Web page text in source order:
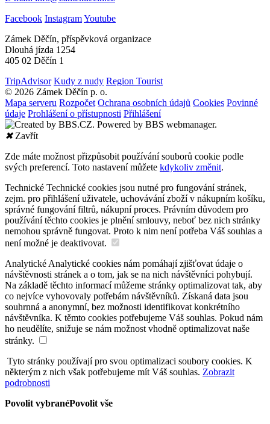
Facebook InstagramYoutube
Zámek Děčín, příspěvková organizace
Dlouhá jízda 1254
405 02 Děčín 1
TripAdvisor Kudy z nudy Region Tourist
© 2026 Zámek Děčín p. o.
Mapa serveru Rozpočet Ochrana osobních údajů Cookies Povinné
údaje Prohlášení o přístupnosti Přihlášení
✖Zavřít
Zde máte možnost přizpůsobit používání souborů cookie podle
svých preferencí. Toto nastavení můžete kdykoliv změnit.
Technické Technické cookies jsou nutné pro fungování stránek,
zejm. pro přihlášení uživatele, uchovávání zboží v nákupním košíku,
správné fungování filtrů, nákupní proces. Právním důvodem pro
používání těchto cookies je plnění smlouvy, neboť bez nich stránky
nemohou správně fungovat. Proto k nim není potřeba Váš souhlas a
není možné je deaktivovat.
Analytické Analytické cookies nám pomáhají zjišťovat údaje o
návštěvnosti stránek a o tom, jak se na nich návštěvníci pohybují.
Na základě těchto informací můžeme stránky optimalizovat tak, aby
co nejvíce vyhovovaly potřebám návštěvníků. Získaná data jsou
souhrnná a anonymní, bez možnosti identifikovat konkrétního
návštěvníka. K těmto cookies potřebujeme Váš souhlas. Pokud nám
ho neudělíte, snižuje se nám možnost vhodně optimalizovat naše
stránky.
Tyto stránky používají pro svou optimalizaci soubory cookies. K
některým z nich však potřebujeme mít Váš souhlas. Zobrazit
podrobnosti
Povolit vybranéPovolit vše